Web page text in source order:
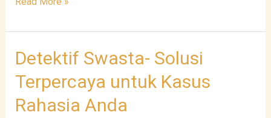
Detektif Swasta- Solusi
Terpercaya untuk Kasus
Rahasia Anda
Detektif
Swasta-
Solusi
Terpercaya
untuk